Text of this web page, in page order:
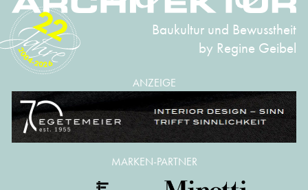
Baukultur und Bewusstheit
by Regine Geibel
2004-2026
22
ANZEIGE